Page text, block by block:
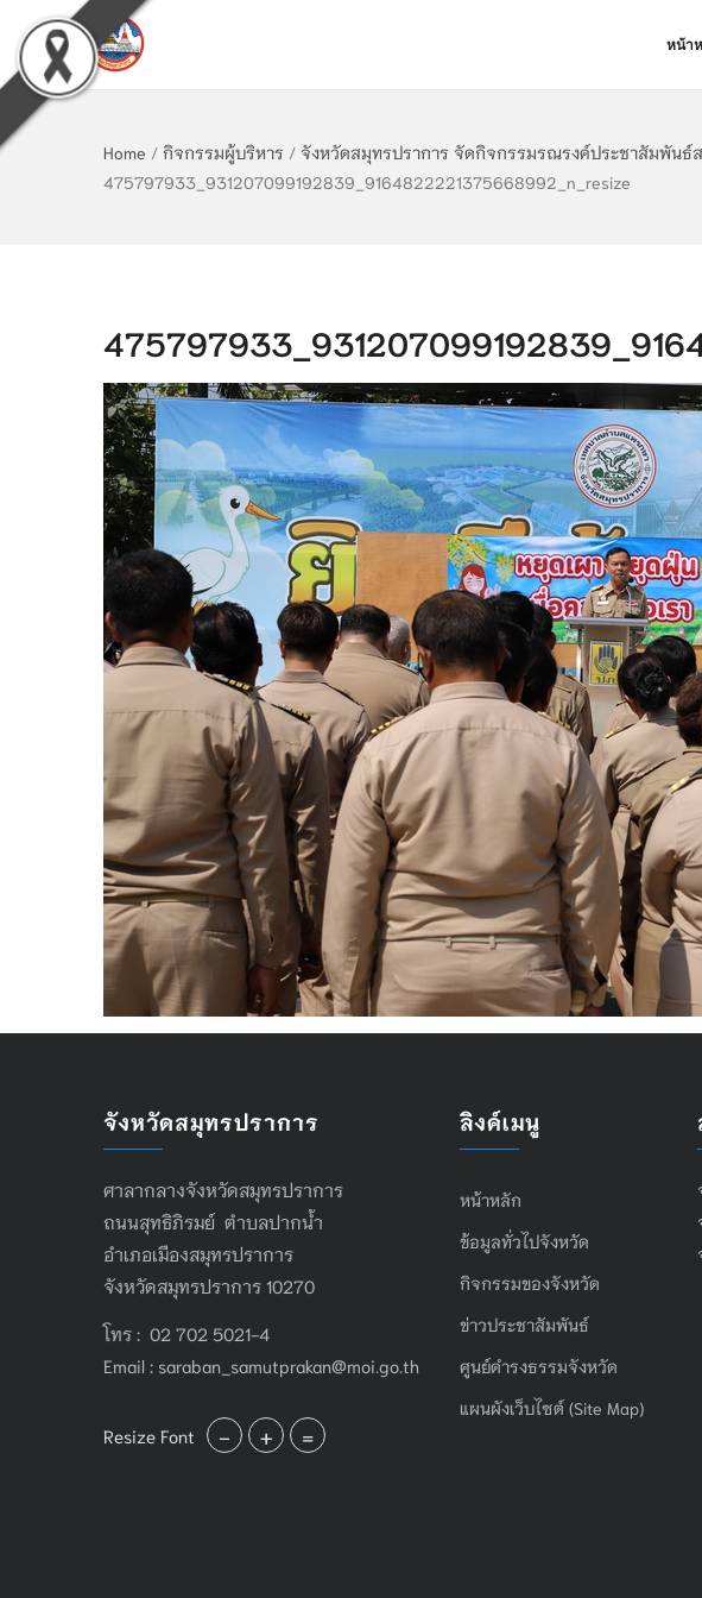
หน้า
Home / กิจกรรมผู้บริหาร / จังหวัดสมุทรปราการ จัดกิจกรรมรณรงค์ประชาสัมพันธ์
475797933_931207099192839_9164822221375668992_n_resize
จังหวัดสมุทรปราการ
ศาลากลางจังหวัดสมุทรปราการ
ถนนสุทธิภิรมย์ ตำบลปากน้ำ
อำเภอเมืองสมุทรปราการ
จังหวัดสมุทรปราการ 10270
โทร : 02 702 5021-4
Email : saraban_samutprakan@moi.go.th
Resize Font - + =
ลิงค์เมนู
หน้าหลัก
ข้อมูลทั่วไปจังหวัด
กิจกรรมของจังหวัด
ข่าวประชาสัมพันธ์
ศูนย์ดำรงธรรมจังหวัด
แผนผังเว็บไซต์ (Site Map)